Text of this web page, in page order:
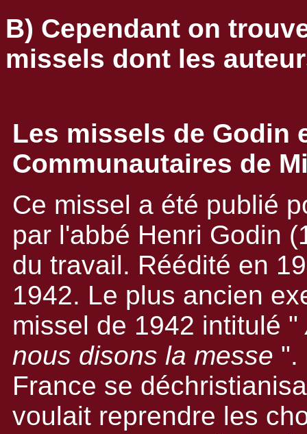
B) Cependant on
missels dont les
Les missels de Godin
Communautaires de
Ce missel a été publié
par l'abbé Henri Godin
du travail. Réédité en
1942. Le plus ancien
missel de 1942 intitulé "
nous disons la messe ".
France se
voulait reprendre les